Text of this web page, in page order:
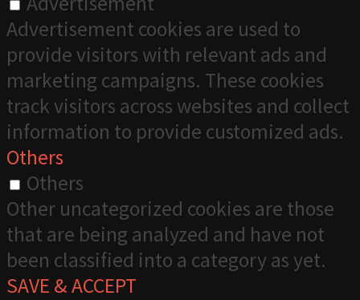
Advertisement cookies are used to
provide visitors with relevant ads and
marketing campaigns. These cookies
track visitors across websites and collect
information to provide customized ads.
Others
Others
Other uncategorized cookies are those
that are being analyzed and have not
been classified into a category as yet.
SAVE & ACCEPT